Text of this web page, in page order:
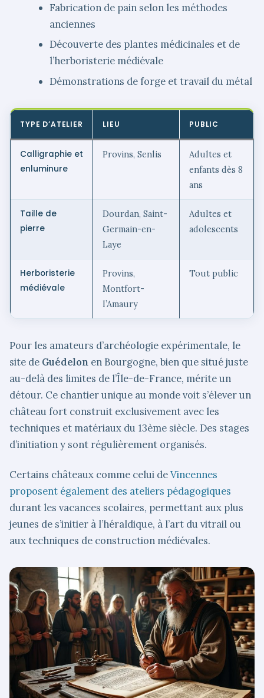
Fabrication de pain selon les méthodes
anciennes
Découverte des plantes médicinales et de
l’herboristerie médiévale
Démonstrations de forge et travail du métal
TYPE D’ATELIER LIEU PUBLIC
Calligraphie et
enluminure
Provins, Senlis
Adultes et
enfants dès 8
ans
Taille de
pierre
Dourdan, Saint-
Germain-en-
Laye
Adultes et
adolescents
Herboristerie
médiévale
Provins,
Montfort-
l’Amaury
Tout public
Pour les amateurs d’archéologie expérimentale, le
site de Guédelon en Bourgogne, bien que situé juste
au-delà des limites de l’Île-de-France, mérite un
détour. Ce chantier unique au monde voit s’élever un
château fort construit exclusivement avec les
techniques et matériaux du 13ème siècle. Des stages
d’initiation y sont régulièrement organisés.
Certains châteaux comme celui deVincennes
proposent également des ateliers pédagogiques
durant les vacances scolaires, permettant aux plus
jeunes de s’initier à l’héraldique, à l’art du vitrail ou
aux techniques de construction médiévales.